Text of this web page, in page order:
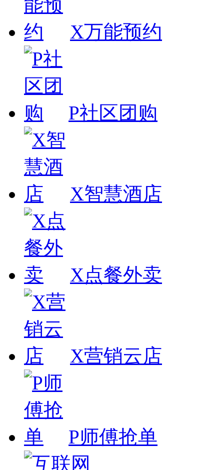
X万能预约
P社区团购
X智慧酒店
X点餐外卖
X营销云店
P师傅抢单